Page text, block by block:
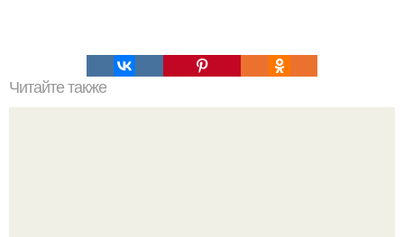
Читайте также